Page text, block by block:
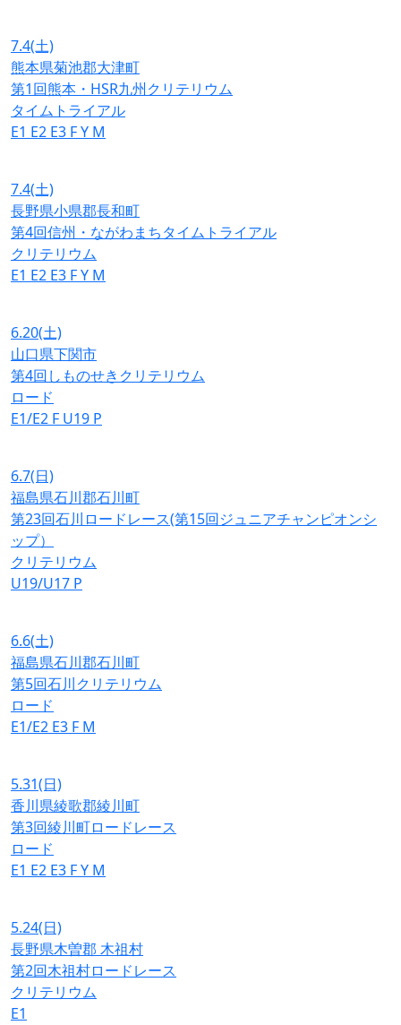
7.4(土)
熊本県菊池郡大津町
第1回熊本・HSR九州クリテリウム
タイムトライアル
E1 E2 E3 FY M
7.4(土)
長野県小県郡長和町
第4回信州・ながわまちタイムトライアル
クリテリウム
E1 E2 E3 FY M
6.20(土)
山口県下関市
第4回しものせきクリテリウム
ロード
E1/E2 F U19 P
6.7(日)
福島県石川郡石川町
第23回石川ロードレース(第15回ジュニアチャンピオンシ
ップ）
クリテリウム
U19/U17 P
6.6(土)
福島県石川郡石川町
第5回石川クリテリウム
ロード
E1/E2 E3 F M
5.31(日)
香川県綾歌郡綾川町
第3回綾川町ロードレース
ロード
E1 E2 E3 FY M
5.24(日)
長野県木曽郡 木祖村
第2回木祖村ロードレース
クリテリウム
E1